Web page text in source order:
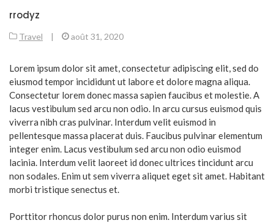
rrodyz
Travel | août 31, 2020
Lorem ipsum dolor sit amet, consectetur adipiscing elit, sed do
eiusmod tempor incididunt ut labore et dolore magna aliqua.
Consectetur lorem donec massa sapien faucibus et molestie. A
lacus vestibulum sed arcu non odio. In arcu cursus euismod quis
viverra nibh cras pulvinar. Interdum velit euismod in
pellentesque massa placerat duis. Faucibus pulvinar elementum
integer enim. Lacus vestibulum sed arcu non odio euismod
lacinia. Interdum velit laoreet id donec ultrices tincidunt arcu
non sodales. Enim ut sem viverra aliquet eget sit amet. Habitant
morbi tristique senectus et.
Porttitor rhoncus dolor purus non enim. Interdum varius sit